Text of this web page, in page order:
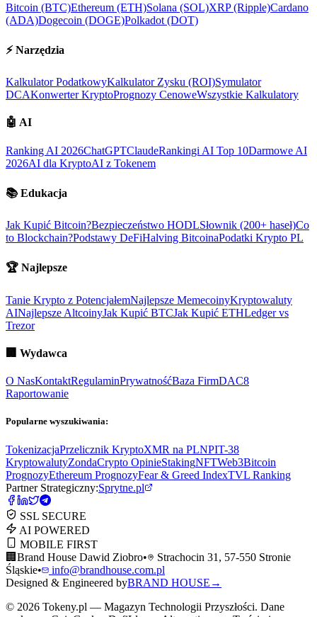
Bitcoin (BTC)Ethereum (ETH)Solana (SOL)XRP (Ripple)Cardano
(ADA)Dogecoin (DOGE)Polkadot (DOT)
⚡ Narzędzia
Kalkulator PodatkowyKalkulator Zysku (ROI)Symulator
DCAKonwerter KryptoPrognozy CenoweWszystkie Kalkulatory
🤖 AI
Ranking AI 2026ChatGPTClaudeRankingi AI Top 10Darmowe AI
2026AI dla KryptoAI z Tokenem
📚 Edukacja
Jak Kupić Bitcoin?Bezpieczeństwo HODLSłownik (200+ haseł)Co
to Blockchain?Podstawy DeFiHalving BitcoinaPodatki Krypto PL
🏆 Najlepsze
Tanie Krypto z PotencjałemNajlepsze MemecoinyKryptowaluty
AINajlepsze AltcoinyJak Kupić BTCJak Kupić ETHLedger vs
Trezor
🏢 Wydawca
O NasKontaktRegulaminPrywatnośćBaza FirmDAC8
Raportowanie
Popularne wyszukiwania:
TokenizacjaPrzelicznik KryptoXMR na PLNPIT-38
KryptowalutyZondaCrypto OpinieStakingNFTWeb3Bitcoin
PrognozyEthereum PrognozyFear & Greed IndexTVL Ranking
Partner Strategiczny:Sprytne.pl
SSL SECURE
AI POWERED
MOBILE FIRST
🏢 Brand House Dawid Ziobro•
Strachocin 31, 57-550 Stronie
Śląskie•
info@brandhouse.com.pl
Designed & Engineered byBRAND HOUSE →
© 2026 Tokeny.pl — Magazyn Technologii Przyszłości. Dane